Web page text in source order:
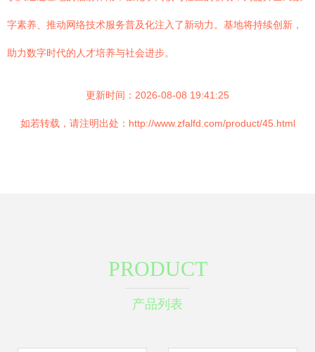
字素养、推动网络技术服务普及化注入了新动力。基地将持续创新，
助力数字时代的人才培养与社会进步。
更新时间：2026-08-08 19:41:25
如若转载，请注明出处：http://www.zfalfd.com/product/45.html
PRODUCT
产品列表